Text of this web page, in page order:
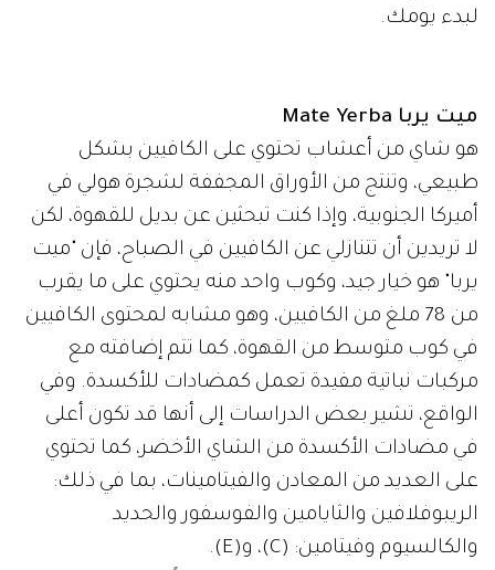
لبدء يومك.
ميت يربا Mate Yerba
هو شاي من أعشاب تحتوي على الكافيين بشكل
طبيعي، وتنتج من الأوراق المجففة لشجرة هولي في
أميركا الجنوبية، وإذا كنت تبحثين عن بديل للقهوة، لكن
لا تريدين أن تتنازلي عن الكافيين في الصباح، فإن "ميت
يربا" هو خيار جيد، وكوب واحد منه يحتوي على ما يقرب
من 78 ملغ من الكافيين، وهو مشابه لمحتوى الكافيين
في كوب متوسط من القهوة، كما تتم إضافته مع
مركبات نباتية مفيدة تعمل كمضادات للأكسدة. وفي
الواقع، تشير بعض الدراسات إلى أنها قد تكون أعلى
في مضادات الأكسدة من الشاي الأخضر، كما تحتوي
على العديد من المعادن والفيتامينات، بما في ذلك:
الريبوفلافين والثايامين والفوسفور والحديد
والكالسيوم وفيتامين: (C)، و(E).